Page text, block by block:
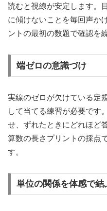
読むと視線が安定します。
に傾けないことを毎回声か
ントの最初の数題で確認を
端ゼロの意識づけ
実線のゼロが欠けている定
して当てる練習が必要です
せ、ずれたときにどれほど
算数の長さプリントの採点
す。
単位の関係を体感で結